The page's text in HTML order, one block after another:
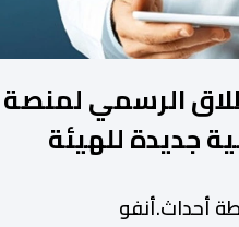
الرسمي لمنصة
جديدة للهيئة
للطبيبات والأطباء
أحداث.أنفو